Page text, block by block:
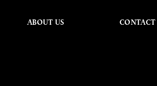
ABOUT US CONTACT